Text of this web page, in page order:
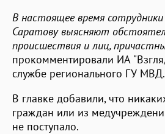
В настоящее время
Саратову выясняют
происшествия и лиц,
прокомментировали ИА
службе регионального ГУ МВД.
В главке добавили, что
граждан или из
не поступало.